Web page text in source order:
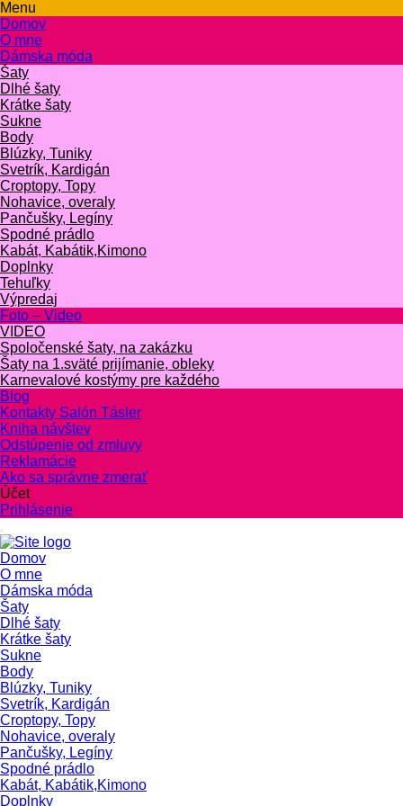
Menu
Domov
O mne
Dámska móda
Šaty
Dlhé šaty
Krátke šaty
Sukne
Body
Blúzky, Tuniky
Svetrík, Kardigán
Croptopy, Topy
Nohavice, overaly
Pančušky, Legíny
Spodné prádlo
Kabát, Kabátik,Kimono
Doplnky
Tehuľky
Výpredaj
Foto – Video
VIDEO
Spoločenské šaty, na zakázku
Šaty na 1.sväté prijímanie, obleky
Karnevalové kostýmy pre každého
Blog
Kontakty Salón Tásler
Kniha návštev
Odstúpenie od zmluvy
Reklamácie
Ako sa správne zmerať
Účet
Prihlásenie
Domov
O mne
Dámska móda
Šaty
Dlhé šaty
Krátke šaty
Sukne
Body
Blúzky, Tuniky
Svetrík, Kardigán
Croptopy, Topy
Nohavice, overaly
Pančušky, Legíny
Spodné prádlo
Kabát, Kabátik,Kimono
Doplnky